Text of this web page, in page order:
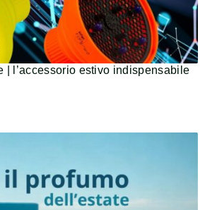
| l’accessorio estivo indispensabile